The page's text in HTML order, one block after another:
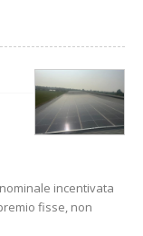
incentivata
fisse, non